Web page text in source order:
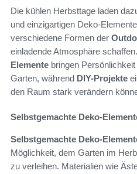
Die kühlen Herbsttage laden
und einzigartigen Deko-
verschiedene Formen der
einladende Atmosphäre schaffen.
Elemente bringen
Garten, während DIY-Projekte
den Raum stark verändern
Selbstgemachte Deko-
Selbstgemachte Deko-
Möglichkeit, dem Garten im
zu verleihen. Materialien wie